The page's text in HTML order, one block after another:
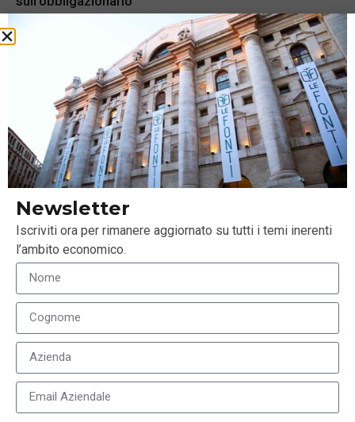
Market Star – inflazione e banche centrali scuotono
mercati e bond
22 Settembre 2022
Newsletter
Iscriviti ora per rimanere aggiornato su tutti i temi inerenti
l’ambito economico.